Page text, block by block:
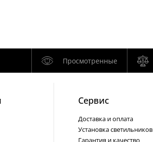
Просмотренные
Cервис
Доставка и оплата
Установка светильников
Гарантия и качество